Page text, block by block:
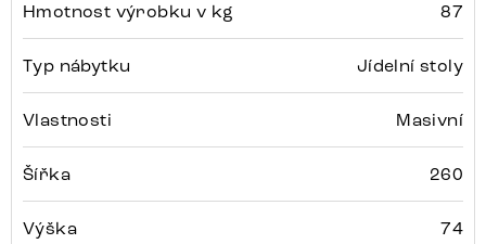
Hmotnost výrobku v kg 87
Typ nábytku Jídelní stoly
Vlastnosti Masivní
Šířka 260
Výška 74